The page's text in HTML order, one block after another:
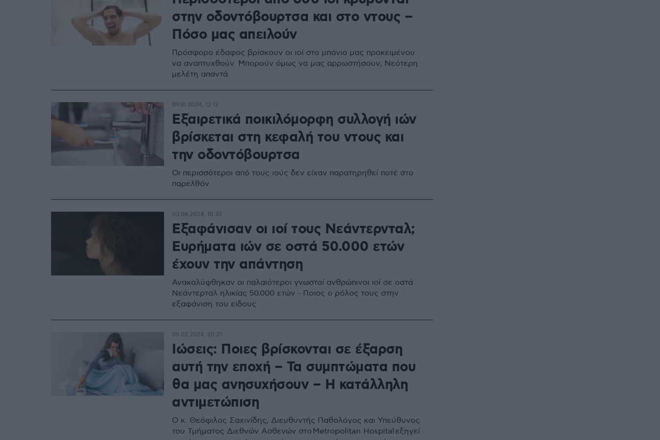
στην οδοντόβουρτσα και στο ντους –
Πόσο μας απειλούν
Πρόσφορο έδαφος βρίσκουν οι ιοί στο μπάνιο μας προκειμένου
να αναπτυχθούν. Μπορούν όμως να μας αρρωστήσουν; Νεότερη
μελέτη απαντά
Εξαιρετικά ποικιλόμορφη συλλογή ιών
βρίσκεται στη κεφαλή του ντους και
την οδοντόβουρτσα
Οι περισσότεροι από τους ιούς δεν είχαν παρατηρηθεί ποτέ στο
παρελθόν
09.10.2024, 12:12
Εξαφάνισαν οι ιοί τους Νεάντερνταλ;
Ευρήματα ιών σε οστά 50.000 ετών
έχουν την απάντηση
Ανακαλύφθηκαν οι παλαιότεροι γνωστοί ανθρώπινοι ιοί σε οστά
Νεάντερταλ ηλικίας 50.000 ετών - Ποιος ο ρόλος τους στην
εξαφάνιση του είδους
03.06.2024, 10:33
Ιώσεις: Ποιες βρίσκονται σε έξαρση
αυτή την εποχή – Τα συμπτώματα που
θα μας ανησυχήσουν – Η κατάλληλη
αντιμετώπιση
Ο κ. Θεόφιλος Σαχινίδης, Διευθυντής Παθολόγος και Υπεύθυνος
του Τμήματος Διεθνών Ασθενών στο Metropolitan Hospital εξηγεί
06.02.2024, 20:25